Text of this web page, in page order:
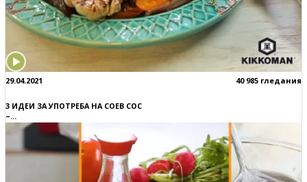
29.04.2021 40 985 гледания
3 ИДЕИ ЗА УПОТРЕБА НА СОЕВ СОС
–...